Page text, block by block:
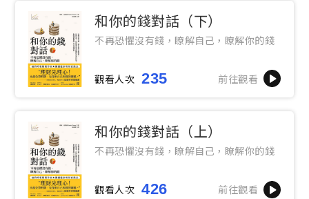
和你的錢對話（下）
不再恐懼沒有錢，瞭解自己，瞭解你的錢
觀看人次 235 前往觀看
和你的錢對話（上）
不再恐懼沒有錢，瞭解自己，瞭解你的錢
觀看人次 426 前往觀看